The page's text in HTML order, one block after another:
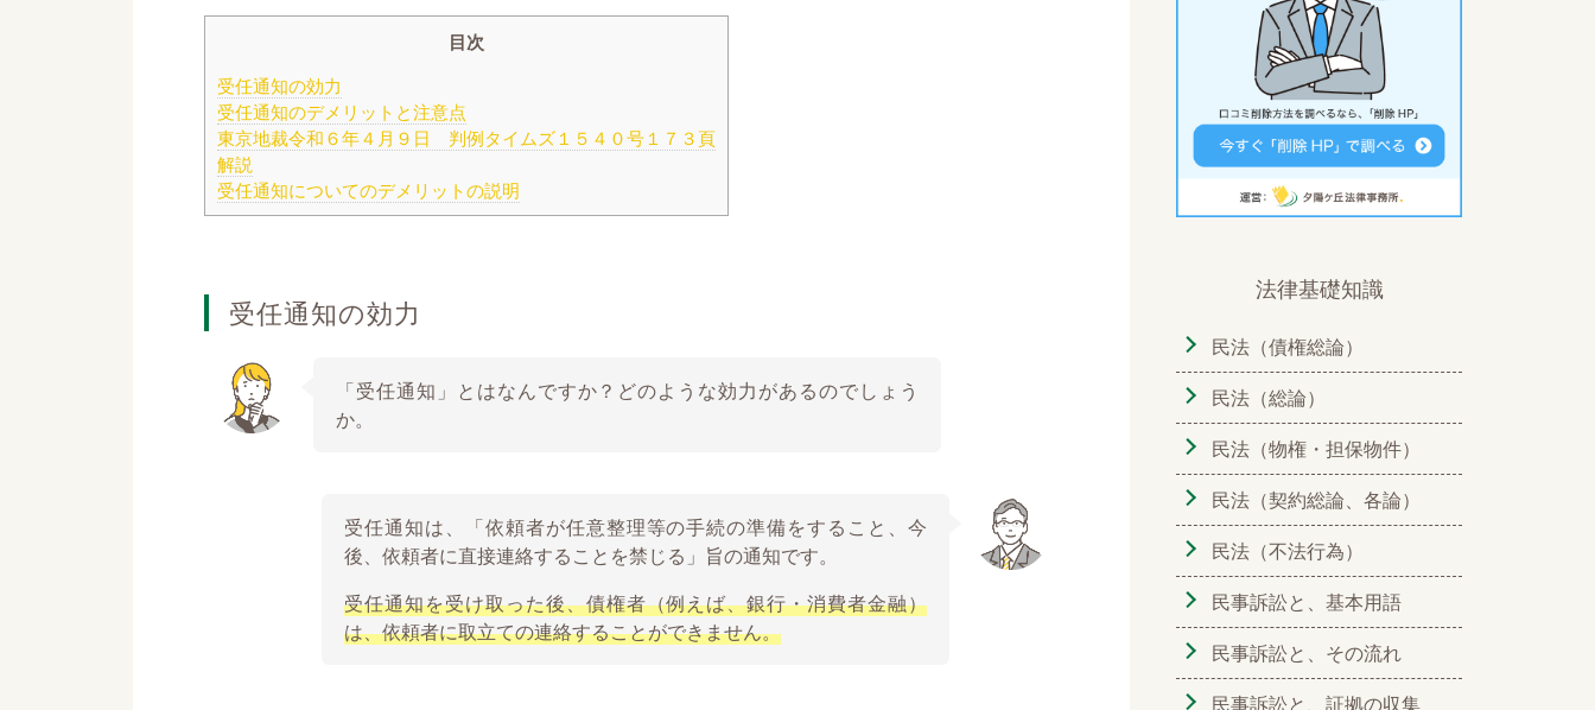
目次
受任通知の効力
受任通知のデメリットと注意点
東京地裁令和６年４月９日 判例タイムズ１５４０号１７３頁
解説
受任通知についてのデメリットの説明
受任通知の効力
「受任通知」とはなんですか？どのような効力があるのでしょう
か。
受任通知は、「依頼者が任意整理等の手続の準備をすること、今
後、依頼者に直接連絡することを禁じる」旨の通知です。
受任通知を受け取った後、債権者（例えば、銀行・消費者金融）
は、依頼者に取立ての連絡することができません。
法律基礎知識
民法（債権総論）
民法（総論）
民法（物権・担保物件）
民法（契約総論、各論）
民法（不法行為）
民事訴訟と、基本用語
民事訴訟と、その流れ
民事訴訟と、証拠の収集